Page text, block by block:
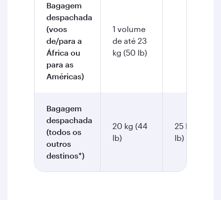
Bagagem
despachada
(voos
de/para a
África ou
para as
Américas)
1 volume
de até 23
kg (50 lb)
Bagagem
despachada
(todos os
outros
destinos*)
20 kg (44
lb)
25 kg (55
lb)